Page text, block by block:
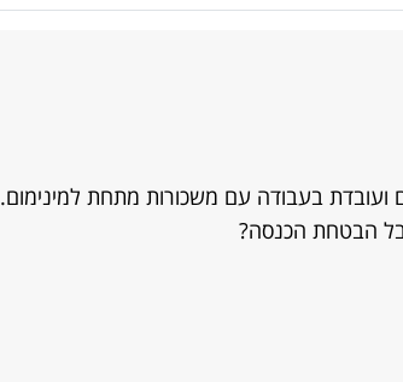
משוחררת מזה כ-8 חודשים ועובדת בעבודה עם משכורות מתחת למינימום.
הבטחת הכנסה?